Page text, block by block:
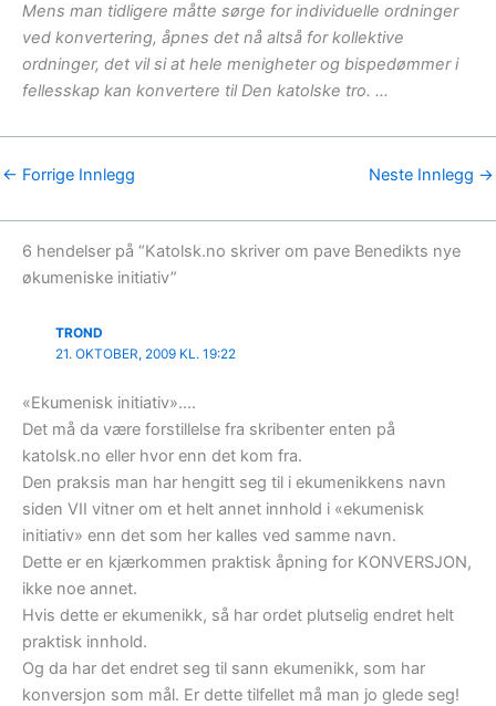
Mens man tidligere måtte sørge for individuelle ordninger
ved konvertering, åpnes det nå altså for kollektive
ordninger, det vil si at hele menigheter og bispedømmer i
fellesskap kan konvertere til Den katolske tro. …
← Forrige Innlegg Neste Innlegg →
6 hendelser på “Katolsk.no skriver om pave Benedikts nye
økumeniske initiativ”
TROND
21. OKTOBER, 2009 KL. 19:22
«Ekumenisk initiativ»….
Det må da være forstillelse fra skribenter enten på
katolsk.no eller hvor enn det kom fra.
Den praksis man har hengitt seg til i ekumenikkens navn
siden VII vitner om et helt annet innhold i «ekumenisk
initiativ» enn det som her kalles ved samme navn.
Dette er en kjærkommen praktisk åpning for KONVERSJON,
ikke noe annet.
Hvis dette er ekumenikk, så har ordet plutselig endret helt
praktisk innhold.
Og da har det endret seg til sann ekumenikk, som har
konversjon som mål. Er dette tilfellet må man jo glede seg!